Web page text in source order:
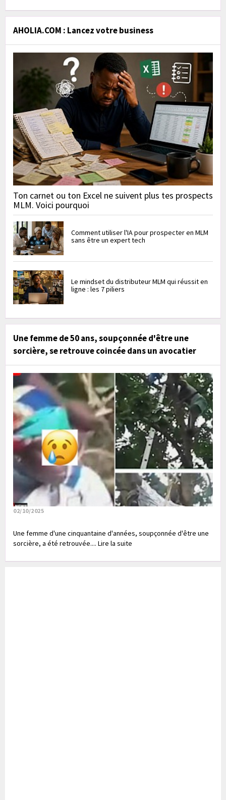
AHOLIA.COM : Lancez votre business
Ton carnet ou ton Excel ne suivent plus tes prospects
MLM. Voici pourquoi
Comment utiliser l'IA pour prospecter en MLM
sans être un expert tech
Le mindset du distributeur MLM qui réussit en
ligne : les 7 piliers
Une femme de 50 ans, soupçonnée d'être une
sorcière, se retrouve coincée dans un avocatier
02/10/2025
Une femme d'une cinquantaine d'années, soupçonnée d'être une
sorcière, a été retrouvée.... Lire la suite